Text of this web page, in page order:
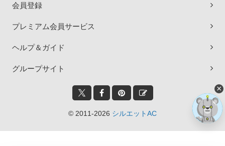
会員登録
プレミアム会員サービス
ヘルプ＆ガイド
グループサイト
© 2011-2026 シルエットAC
×